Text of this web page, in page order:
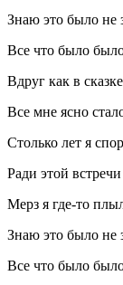
Знаю это было не
Все что было
Вдруг как в
Все мне ясно
Столько лет я
Ради этой
Мерз я где-то
Знаю это было не
Все что было